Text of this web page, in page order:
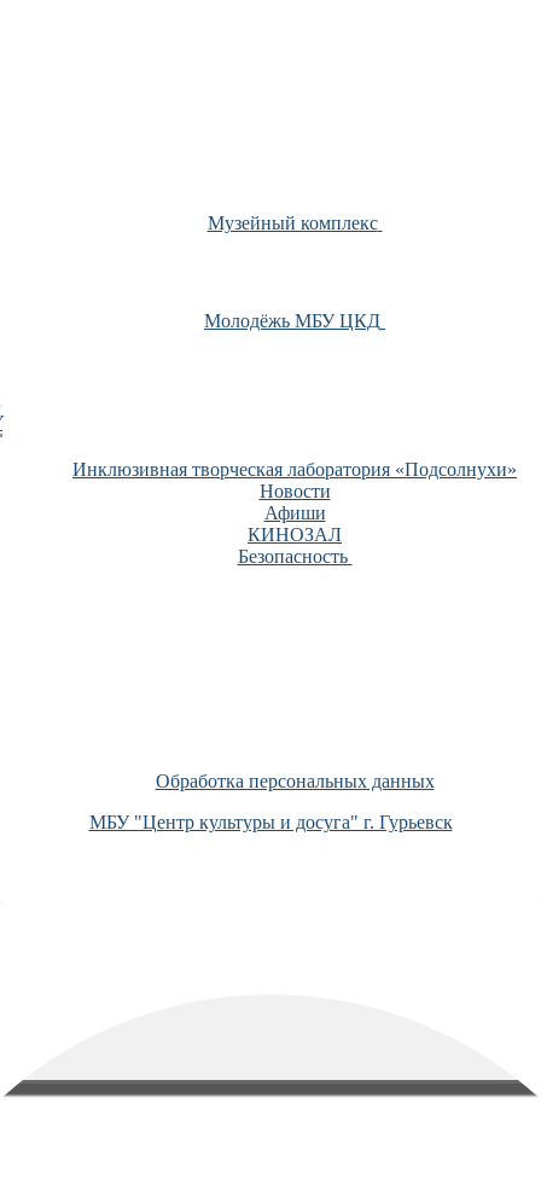
Музейный комплекс
Молодёжь МБУ ЦКД
Инклюзивная творческая лаборатория «Подсолнухи»
Новости
Афиши
КИНОЗАЛ
Безопасность
Обработка персональных данных
МБУ "Центр культуры и досуга" г. Гурьевск